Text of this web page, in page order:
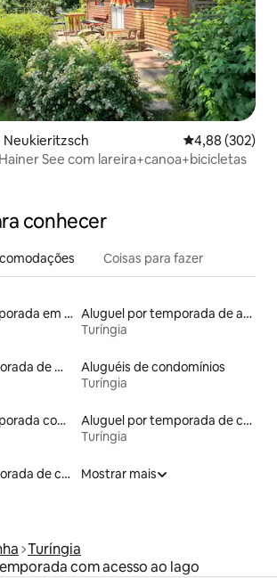
Neukieritzsch 4,88 de uma
4,88 (302)
See com lareira+canoa+bicicletas
conhecer
Coisas para fazer
Aluguéis por temporada em hotéis-fazenda
Aluguel por temporada de apart-hotéis
Turíngia
Aluguel por temporada de microcasas
Aluguéis de condomínios
Turíngia
Aluguéis por temporada com caiaque
Aluguel por temporada de castelos
Turíngia
Aluguel por temporada de casas-barco
Mostrar mais
Turíngia
com acesso ao lago